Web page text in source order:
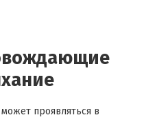
проявляться в